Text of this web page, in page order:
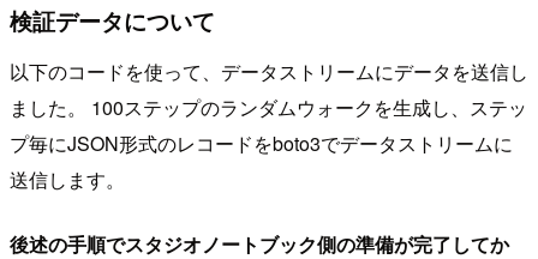
検証データについて
以下のコードを使って、データストリームにデータを送信し
ました。 100ステップのランダムウォークを生成し、ステッ
プ毎にJSON形式のレコードをboto3でデータストリームに
送信します。
後述の手順でスタジオノートブック側の準備が完了してか